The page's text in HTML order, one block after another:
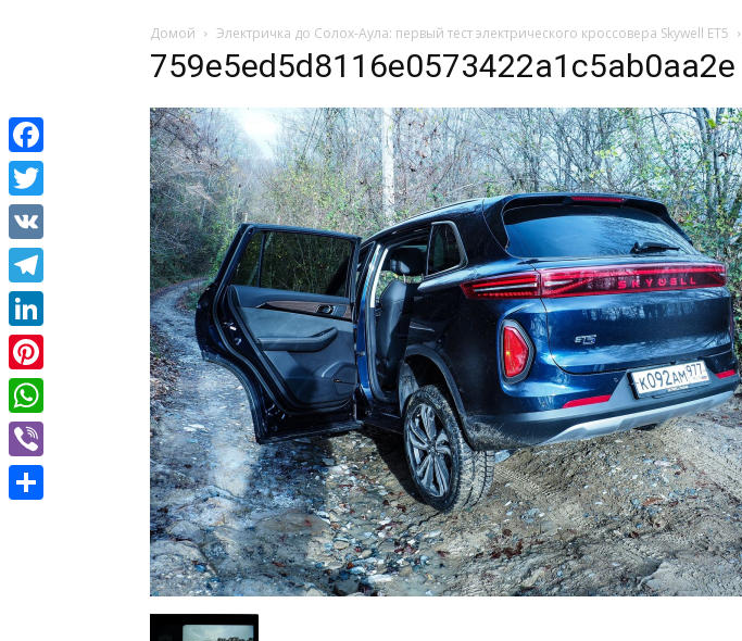
Домой Электричка до Солох-Аула: первый тест электрического кроссовера Skywell ET5
759e5ed5d8116e0573422a1c5ab0aa2e
Facebook
Twitter
VK
Telegram
LinkedIn
Pinterest
WhatsApp
Viber